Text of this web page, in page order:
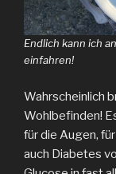
Endlich kann ich
einfahren!
Wahrscheinlich
Wohlbefinden!
für die Augen,
auch Diabetes